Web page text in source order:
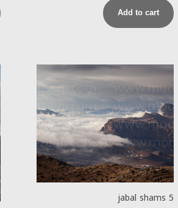
Add to cart
jabal shams 5